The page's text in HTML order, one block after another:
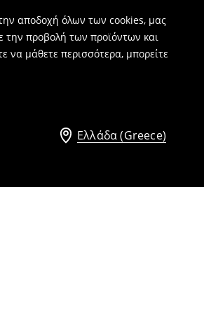
αποδοχή όλων των cookies, μας
την προβολή των προϊόντων και
να μάθετε περισσότερα, μπορείτε
Ελλάδα (Greece)